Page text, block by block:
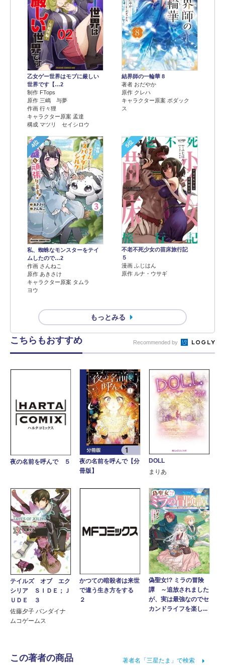
乙女ゲー世界はモブに厳しい
世界です【…2
制作 FTops
原作 三嶋 与夢
作画 行々狸
キャラクター原案 孟達
構成 マツリ セイシロウ
結界師の一輪華 8
著者 おだやか
原作 クレハ
キャラクター原案 ボダック
ス
4位
私、蜘蛛なモンスターをテイ
ムしたので…2
作画 さんねこ
原作 あきさけ
キャラクター原案 タムラ
ヨウ
5位
不老不死少女の苗床旅行記
５
漫画 ふじはん
原作 ルナ・ウサギ
もっとみる
こちらもおすすめ Recommended by
夜の名前を呼んで ５
夜の名前を呼んで【分
冊版】
DOLL
まりあ
テイルズ オブ エク
シリア ＳＩＤＥ；Ｊ
ＵＤＥ ３
佐藤夕子 バンダイナ
ムコゲームス
かつての暗殺者は来世
で違う生き方をする
２
偽聖女!? ミラの冒険
譚 ～追放されました
が、実は最強なのでセ
カンドライフを楽し...
この著者の商品 著者名「三星たま」で検索